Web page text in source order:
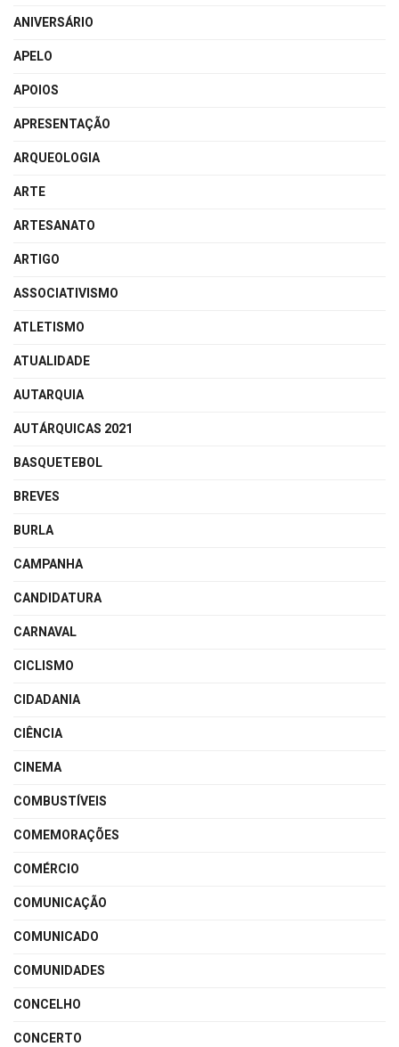
ANIVERSÁRIO
APELO
APOIOS
APRESENTAÇÃO
ARQUEOLOGIA
ARTE
ARTESANATO
ARTIGO
ASSOCIATIVISMO
ATLETISMO
ATUALIDADE
AUTARQUIA
AUTÁRQUICAS 2021
BASQUETEBOL
BREVES
BURLA
CAMPANHA
CANDIDATURA
CARNAVAL
CICLISMO
CIDADANIA
CIÊNCIA
CINEMA
COMBUSTÍVEIS
COMEMORAÇÕES
COMÉRCIO
COMUNICAÇÃO
COMUNICADO
COMUNIDADES
CONCELHO
CONCERTO